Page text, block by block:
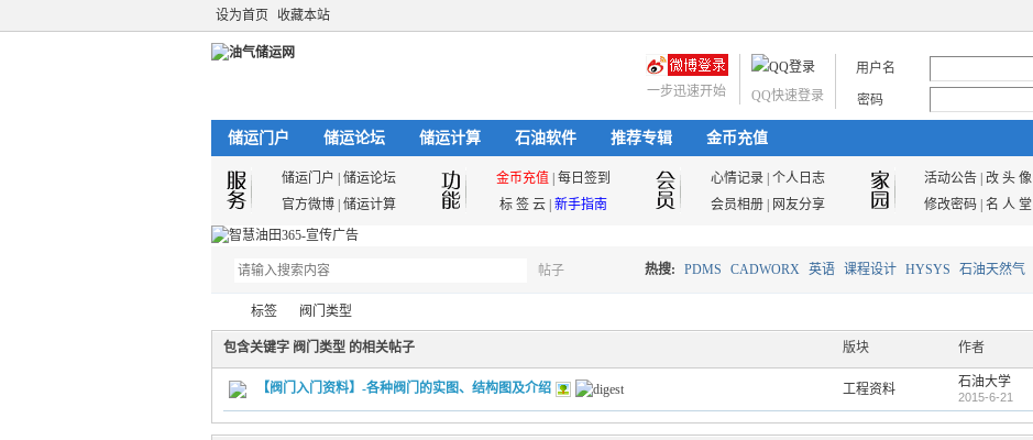
设为首页 收藏本站
用户名
密码
QQ快速登录
一步迅速开始
储运门户 储运论坛 储运计算 石油软件 推荐专辑 金币充值
储运门户 储运论坛 金币充值 每日签到 心情记录 个人日志 活动公告| 改 头 像
官方微博 储运计算 标 签 云 新手指南 会员相册 网友分享 修改密码| 名 人 堂
帖子
索
热搜: PDMS CADWORX 英语 课程设计 HYSYS 石油天然气
标签 阀门类型
包含关键字 阀门类型 的相关帖子 版块 作者
【阀门入门资料】-各种阀门的实图、结构图及介绍 工程资料 石油大学
2015-6-21